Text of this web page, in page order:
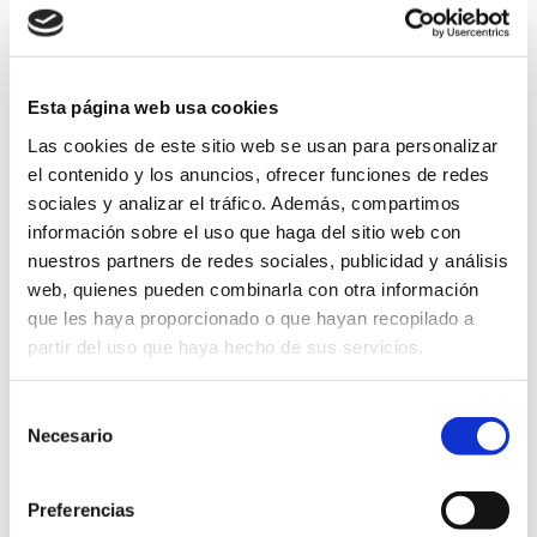
Esta página web usa cookies
Las cookies de este sitio web se usan para personalizar
el contenido y los anuncios, ofrecer funciones de redes
sociales y analizar el tráfico. Además, compartimos
información sobre el uso que haga del sitio web con
nuestros partners de redes sociales, publicidad y análisis
web, quienes pueden combinarla con otra información
que les haya proporcionado o que hayan recopilado a
partir del uso que haya hecho de sus servicios.
Necesario
Preferencias
su integración social en el sistema educativo.
2009, de la Conselleria de Educación, por la que se
establece el procedimiento de admisión del alumnado
en los Programas de Cualificación Profesional Inicial
financiados con fondos públicos.
DOCV 6778 (21-05-2012): Decreto 73/2012, de 18
de mayo, del Consell, por el que se determinan las
condiciones de aplicación del Real Decreto Ley
educativo no universitario en la Comunitat